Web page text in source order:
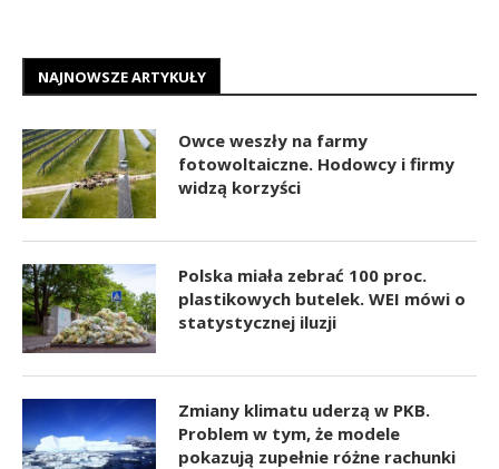
NAJNOWSZE ARTYKUŁY
Owce weszły na farmy
fotowoltaiczne. Hodowcy i firmy
widzą korzyści
Polska miała zebrać 100 proc.
plastikowych butelek. WEI mówi o
statystycznej iluzji
Zmiany klimatu uderzą w PKB.
Problem w tym, że modele
pokazują zupełnie różne rachunki